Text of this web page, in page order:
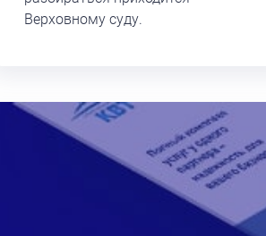
Верховному суду.